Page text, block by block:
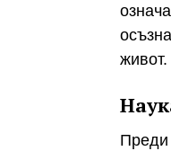
живот.
Преди